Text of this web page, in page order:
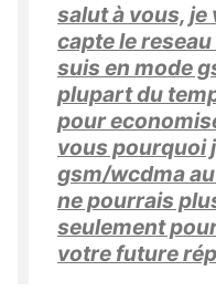
salut à vous, je
capte le
suis en mode
plupart du
pour
vous pourquoi
gsm/wcdma
ne pourrais
seulement
votre future